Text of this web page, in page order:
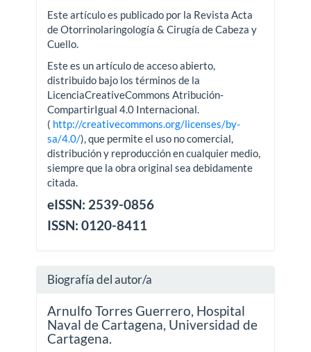
Este artículo es publicado por la Revista Acta
de Otorrinolaringología & Cirugía de Cabeza y
Cuello.
Este es un artículo de acceso abierto,
distribuido bajo los términos de la
LicenciaCreativeCommons Atribución-
CompartirIgual 4.0 Internacional.
( http://creativecommons.org/licenses/by-
sa/4.0/), que permite el uso no comercial,
distribución y reproducción en cualquier medio,
siempre que la obra original sea debidamente
citada.
eISSN: 2539-0856
ISSN: 0120-8411
Biografía del autor/a
Arnulfo Torres Guerrero, Hospital
Naval de Cartagena, Universidad de
Cartagena.